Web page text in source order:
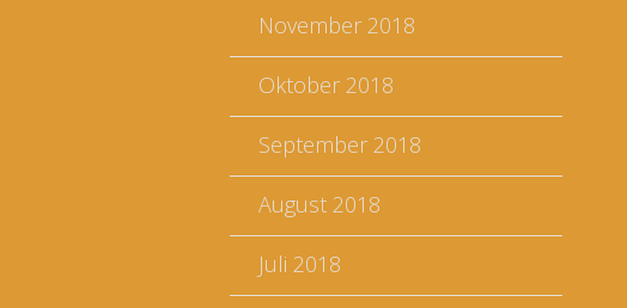
November 2018
Oktober 2018
September 2018
August 2018
Juli 2018